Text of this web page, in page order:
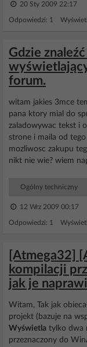
20 Sty 2009 22:17
Odpowiedzi: 1
Gdzie
forum.
witam jakies 3mce
pana ktory mial do
zaladowywac tekst i
strone i maila od
mozliwosc zakupu
nikt nie wie? wiem
Ogólny techniczny
12 Wrz 2009 00:17
Odpowiedzi: 1
[Atmega32]
kompilacji
jak je
Witam, Tak jak
projekt (bazuje na
Wyświetla tylko dwa
przeznaczony do